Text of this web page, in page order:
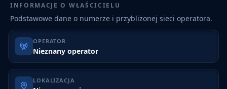
INFORMACJE O WŁAŚCICIELU
Podstawowe dane o numerze i przybliżonej sieci operatora.
OPERATOR
Nieznany operator
LOKALIZACJA